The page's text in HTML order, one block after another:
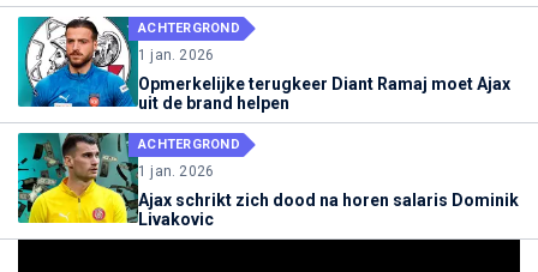
ACHTERGROND
1 jan. 2026
Opmerkelijke terugkeer Diant Ramaj moet Ajax
uit de brand helpen
ACHTERGROND
1 jan. 2026
Ajax schrikt zich dood na horen salaris Dominik
Livakovic